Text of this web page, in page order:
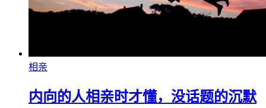
相亲
内向的人相亲时才懂，没话题的沉默